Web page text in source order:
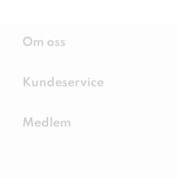
Om oss
Kundeservice
Medlem